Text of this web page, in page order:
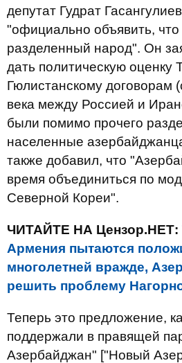
депутат Гудрат
"официально объявить,
разделенный народ". Он
дать политическую оценку
Гюлистанскому договорам
века между Россией и
были помимо прочего
населенные
также добавил, что
время объединиться по
Северной Кореи".
ЧИТАЙТЕ НА Цензор.НЕТ:
Армения пытаются
многолетней вражде,
решить проблему
Теперь это предложение,
поддержали в правящей
Азербайджан" ["Новый